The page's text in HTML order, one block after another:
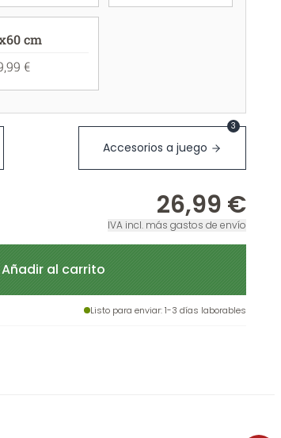
cm
€
Accesorios a juego
3
26,99 €
IVA incl. más gastos de envío
Añadir al carrito
Listo para enviar: 1-3 días laborables